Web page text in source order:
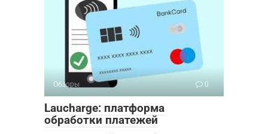
Обзоры 0
Laucharge: платформа
обработки платежей